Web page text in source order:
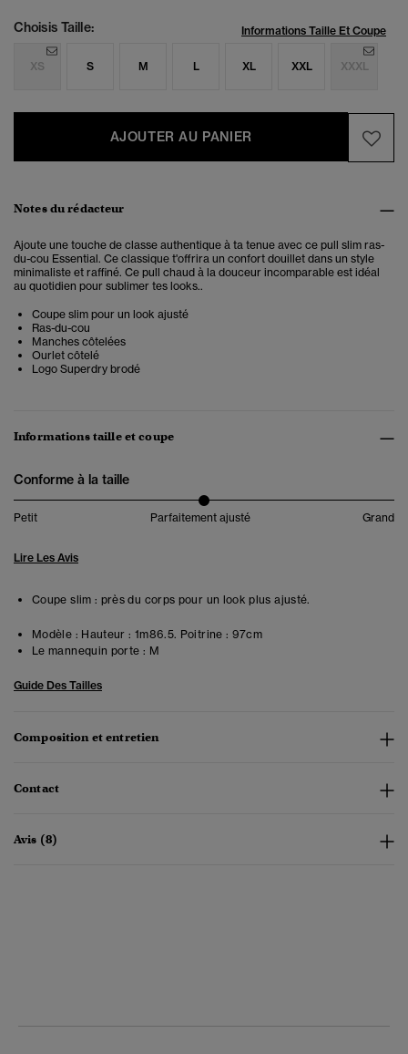
Choisis Taille: Informations Taille Et Coupe
XS S M L XL XXL XXXL
AJOUTER AU PANIER
Notes du rédacteur
Ajoute une touche de classe authentique à ta tenue avec ce pull slim ras-
du-cou Essential. Ce classique t'offrira un confort douillet dans un style
minimaliste et raffiné. Ce pull chaud à la douceur incomparable est idéal
au quotidien pour sublimer tes looks..
Coupe slim pour un look ajusté
Ras-du-cou
Manches côtelées
Ourlet côtelé
Logo Superdry brodé
Informations taille et coupe
Conforme à la taille
Petit Parfaitement ajusté Grand
Lire Les Avis
Coupe slim : près du corps pour un look plus ajusté.
Modèle : Hauteur : 1m86.5. Poitrine : 97cm
Le mannequin porte : M
Guide Des Tailles
Composition et entretien
Contact
Avis (8)